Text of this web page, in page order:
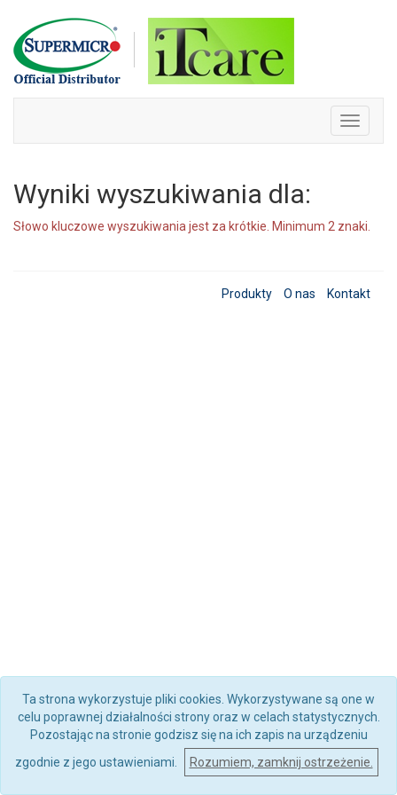
Skip
to
content
Toggle
Wyniki wyszukiwania dla:
Słowo kluczowe wyszukiwania jest za krótkie. Minimum 2 znaki.
Produkty O nas Kontakt
Ta strona wykorzystuje pliki cookies. Wykorzystywane są one w
celu poprawnej działalności strony oraz w celach statystycznych.
Pozostając na stronie godzisz się na ich zapis na urządzeniu
zgodnie z jego ustawieniami.
Rozumiem, zamknij ostrzeżenie.